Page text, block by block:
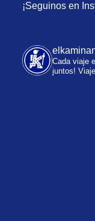
¡Seguinos en
Cada viaje
juntos!